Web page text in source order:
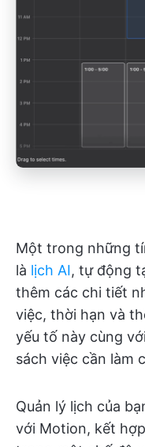
Một trong những
là lịch AI, tự động
thêm các chi tiết
việc, thời hạn và
yếu tố này cùng
sách việc cần làm
Quản lý lịch của
với Motion, kết